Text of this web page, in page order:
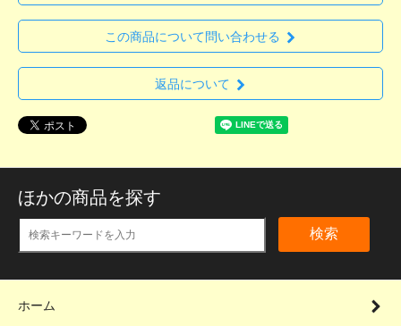
この商品について問い合わせる
返品について
ほかの商品を探す
検索
ホーム